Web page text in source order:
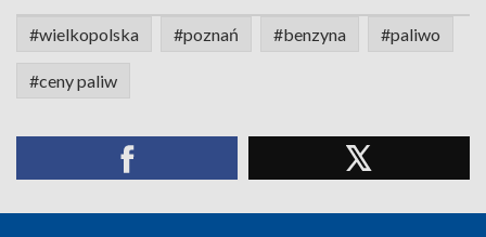
#wielkopolska #poznań #benzyna #paliwo
#ceny paliw